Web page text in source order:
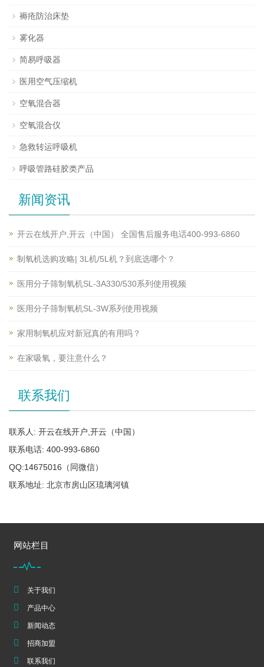
褥疮防治床垫
雾化器
简易呼吸器
医用空气压缩机
空氧混合器
空氧混合仪
急救转运呼吸机
呼吸管路硅胶类产品
新闻资讯
开云在线开户,开云（中国） 全国售后服务电话400-993-6860
制氧机选购攻略| 3L机/5L机？到底选哪个？
医用分子筛制氧机SL-3A330/530系列使用视频
医用分子筛制氧机SL-3W系列使用视频
家用制氧机应对新冠真的有用吗？
在家吸氧，要注意什么？
联系我们
联系人: 开云在线开户,开云（中国）
联系电话: 400-993-6860
QQ:14675016（同微信）
联系地址: 北京市房山区琉璃河镇
网站栏目
关于我们
产品中心
新闻动态
招商加盟
联系我们